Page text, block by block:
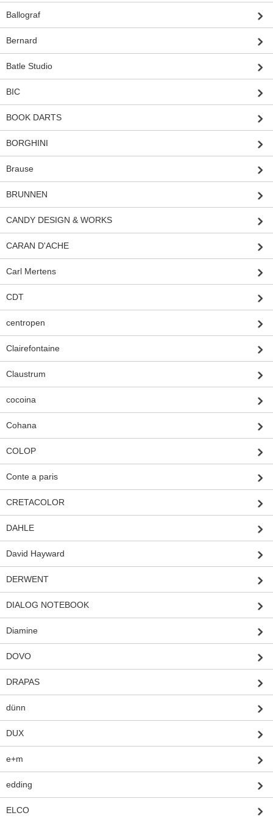
Ballograf
Bernard
Batle Studio
BIC
BOOK DARTS
BORGHINI
Brause
BRUNNEN
CANDY DESIGN & WORKS
CARAN D'ACHE
Carl Mertens
CDT
centropen
Clairefontaine
Claustrum
cocoina
Cohana
COLOP
Conte a paris
CRETACOLOR
DAHLE
David Hayward
DERWENT
DIALOG NOTEBOOK
Diamine
DOVO
DRAPAS
dünn
DUX
e+m
edding
ELCO